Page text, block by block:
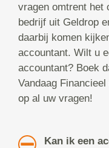
vragen omtrent het
bedrijf uit Geldrop
daarbij komen
accountant. Wilt u
accountant? Boek
Vandaag
op al uw vragen!
Kan ik een